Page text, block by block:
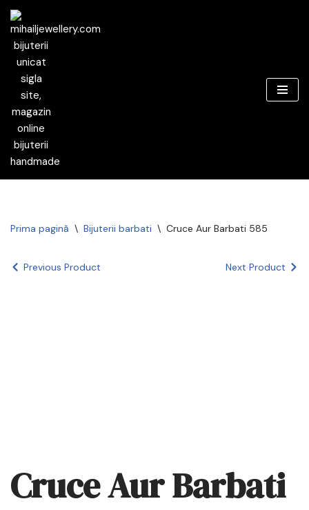
Prima pagină \ Bijuterii barbati \ Cruce Aur Barbati 585
Previous Product Next Product
Cruce Aur Barbati